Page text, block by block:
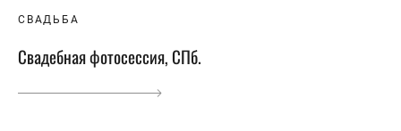
СВАДЬБА
Свадебная фотосессия, СПб.